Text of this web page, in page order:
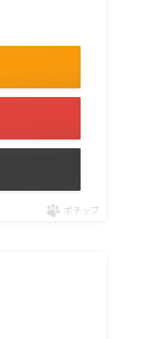
ポチップ